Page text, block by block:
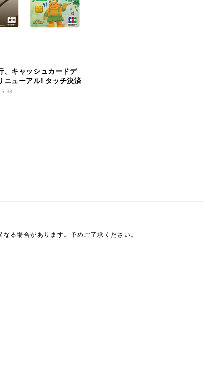
、キャッシュカードデ
ニューアル! タッチ決済
カードも登場
る場合があります。予めご了承ください。